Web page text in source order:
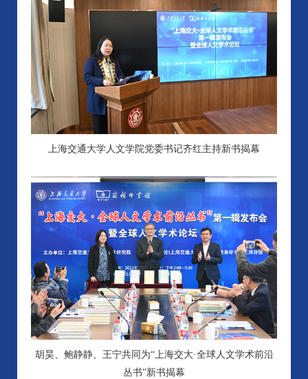
上海交通大学人文学院党委书记齐红主持新书揭幕
胡昊、鲍静静、王宁共同为“上海交大·全球人文学术前沿
丛书”新书揭幕